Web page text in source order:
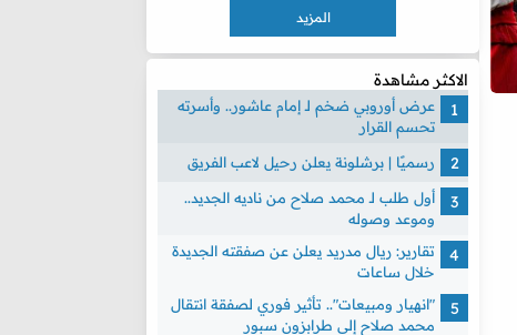
المزيد
الاكثر مشاهدة
عرض أوروبي ضخم لـ إمام عاشور.. وأسرته
تحسم القرار
رسميًا | برشلونة يعلن رحيل لاعب الفريق
أول طلب لـ محمد صلاح من ناديه الجديد..
وموعد وصوله
تقارير: ريال مدريد يعلن عن صفقته الجديدة
خلال ساعات
"انهيار ومبيعات".. تأثير فوري لصفقة انتقال
محمد صلاح إلى طرابزون سبور